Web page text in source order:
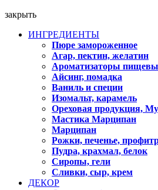
закрыть
ИНГРЕДИЕНТЫ
Пюре замороженное
Агар, пектин, желатин
Ароматизаторы
Айсинг, помадка
Ваниль и специи
Изомальт, карамель
Ореховая продукция,
Мастика Марципан
Марципан
Рожки, печенье,
Пудра, крахмал, белок
Сиропы, гели
Сливки, сыр, крем
ДЕКОР